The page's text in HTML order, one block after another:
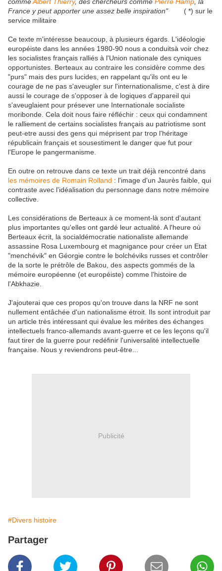
France y peut apporter une assez belle inspiration"( *) sur le
service militaire
Ce texte m'intéresse beaucoup, à plusieurs égards. L'idéologie
européiste dans les années 1980-90 nous a conduitsà voir chez
les socialistes français ralliés à l'Union nationale des cyniques
opportunistes. Berteaux au contraire les considère comme des
"purs" mais des purs lucides, en rappelant qu'ils ont eu le
courage de ne pas s'aveugler sur l'internationalisme, c'est à dire
aussi le courage de s'opposer à de logiques d'appareil qui
s'aveuglaient pour présever une Internationale socialiste
moribonde. Cela doit nous faire réfléchir : ceux qui condamnent
le ralliement de certains socialistes français au patriotisme sont
peut-etre aussi des gens qui méprisent par trop l'héritage
républicain français et sousestiment le danger que fut pour
l'Europe le pangermanisme.
En outre on retrouve dans ce texte un trait déjà rencontré dans
les mémoires de Romain Rolland : l'image d'un Jaurès faible, qui
contraste avec l'idéalisation du personnage dans notre mémoire
collective.
Les considérations de Berteaux à ce moment-là sont d'autant
plus importantes qu'elles ont gardé leur actualité. A l'heure où
Berteaux écrit, la socialdémocratie nationaliste allemande
assassine Rosa Luxembourg et magnigance pour créer un Etat
"menchévik" en Géorgie contre le bolchéviks russes et contrôler
de la sorte le prétrôle de Bakou, des aspects gommés de la
mémoire européenne (et européiste) comme l'histoire de
l'Abkhazie.
J'ajouterai que ces propos qu'on trouve dans la NRF ne sont
nullement entâchée d'un nationalisme étroit. Ils sont introduit par
un article très intéressant qui évalue les mérites des échanges
intellectuels franco-allemands avant-guerre et ce les leçons qu'il
faut tirer de la guerre pour redéfinir l'universalité intellectuelle
française. Nous y reviendrons peut-être...
Publicité
#Divers histoire
Partager